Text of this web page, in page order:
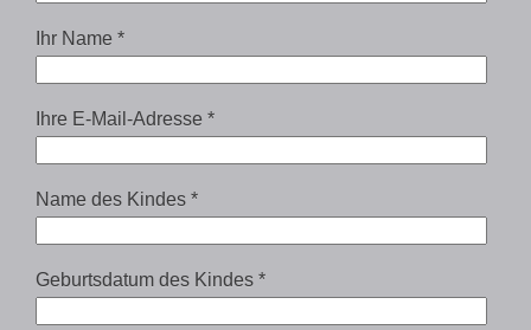
Ihr Name *
Ihre E-Mail-Adresse *
Name des Kindes *
Geburtsdatum des Kindes *